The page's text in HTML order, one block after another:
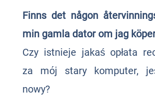
Finns det någon
min gamla dator om jag
Czy istnieje jakaś opłata
za mój stary komputer,
nowy?